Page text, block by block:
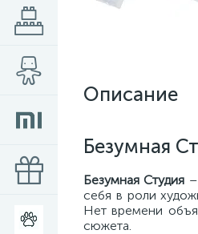
Описание
Безумная
Безумная Студия
себя в роли
Нет времени
сюжета.